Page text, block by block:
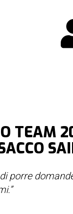
TEAM
porre